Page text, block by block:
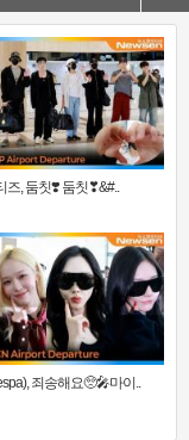
즈, 둠칫❣️ 둠칫❣&#..
죄송해요🥺🎤마이..